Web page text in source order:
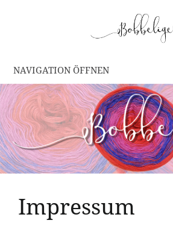
NAVIGATION ÖFFNEN
Impressum